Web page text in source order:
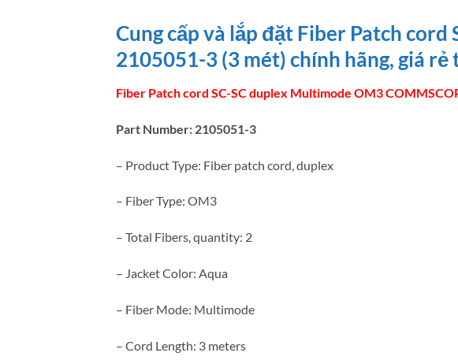
Cung cấp và lắp đặt Fiber Patch
2105051-3 (3 mét) chính hãng, giá rẻ
Fiber Patch cord SC-SC duplex Multimode OM3
Part Number: 2105051-3
– Product Type: Fiber patch cord, duplex
– Fiber Type: OM3
– Total Fibers, quantity: 2
– Jacket Color: Aqua
– Fiber Mode: Multimode
– Cord Length: 3 meters